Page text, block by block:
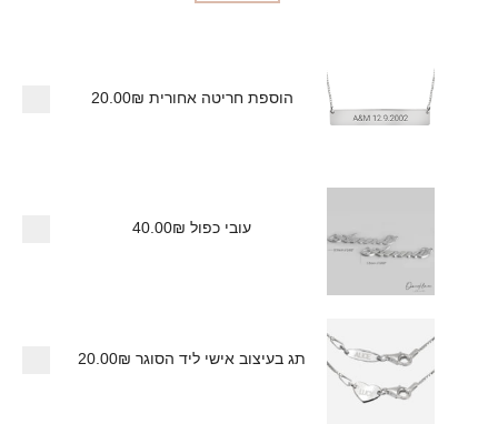
הוספת חריטה אחורית 20.00₪
עובי כפול 40.00₪
תג בעיצוב אישי ליד הסוגר 20.00₪